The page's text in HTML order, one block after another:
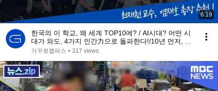
6:19
한국의 이 학교, 왜 세계 TOP10에? / AI시대? 어떤 시
대가 와도, 4가지 인간力으로 돌파한다!/10년 먼저, 미
래교육 (feat. 최재천 교수, 염재호 총장 추천)
거꾸로캠퍼스 • 317 views